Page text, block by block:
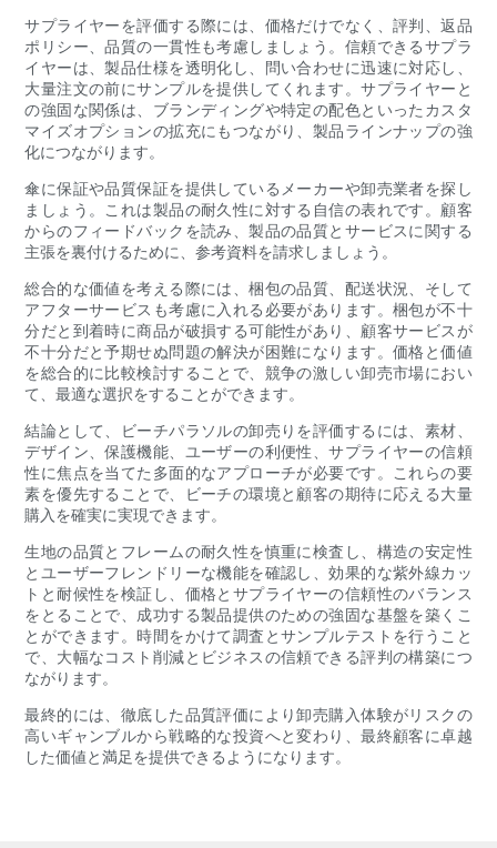
サプライヤーを評価する際には、価格だけでなく、評判、返品
ポリシー、品質の一貫性も考慮しましょう。信頼できるサプラ
イヤーは、製品仕様を透明化し、問い合わせに迅速に対応し、
大量注文の前にサンプルを提供してくれます。サプライヤーと
の強固な関係は、ブランディングや特定の配色といったカスタ
マイズオプションの拡充にもつながり、製品ラインナップの強
化につながります。
傘に保証や品質保証を提供しているメーカーや卸売業者を探し
ましょう。これは製品の耐久性に対する自信の表れです。顧客
からのフィードバックを読み、製品の品質とサービスに関する
主張を裏付けるために、参考資料を請求しましょう。
総合的な価値を考える際には、梱包の品質、配送状況、そして
アフターサービスも考慮に入れる必要があります。梱包が不十
分だと到着時に商品が破損する可能性があり、顧客サービスが
不十分だと予期せぬ問題の解決が困難になります。価格と価値
を総合的に比較検討することで、競争の激しい卸売市場におい
て、最適な選択をすることができます。
結論として、ビーチパラソルの卸売りを評価するには、素材、
デザイン、保護機能、ユーザーの利便性、サプライヤーの信頼
性に焦点を当てた多面的なアプローチが必要です。これらの要
素を優先することで、ビーチの環境と顧客の期待に応える大量
購入を確実に実現できます。
生地の品質とフレームの耐久性を慎重に検査し、構造の安定性
とユーザーフレンドリーな機能を確認し、効果的な紫外線カッ
トと耐候性を検証し、価格とサプライヤーの信頼性のバランス
をとることで、成功する製品提供のための強固な基盤を築くこ
とができます。時間をかけて調査とサンプルテストを行うこと
で、大幅なコスト削減とビジネスの信頼できる評判の構築につ
ながります。
最終的には、徹底した品質評価により卸売購入体験がリスクの
高いギャンブルから戦略的な投資へと変わり、最終顧客に卓越
した価値と満足を提供できるようになります。